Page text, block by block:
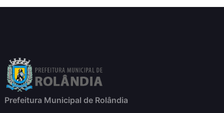
Prefeitura Municipal de Rolândia